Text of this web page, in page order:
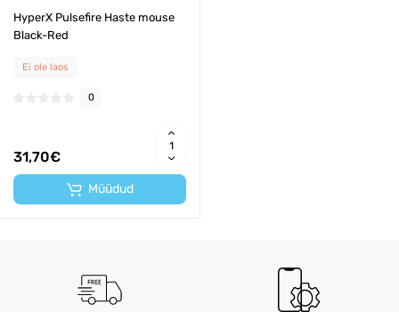
HyperX Pulsefire Haste mouse
Black-Red
Ei ole laos
0
31,70€
Müüdud